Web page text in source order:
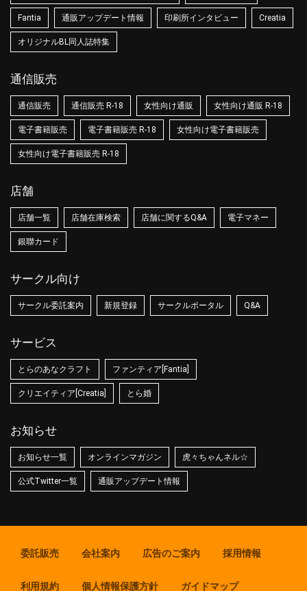
Fantia 通販アップデート情報 印刷所インタビュー Creatia
オリジナルBL同人誌特集
通信販売
通信販売 通信販売 R-18 女性向け通販 女性向け通販 R-18
電子書籍販売 電子書籍販売 R-18 女性向け電子書籍販売
女性向け電子書籍販売 R-18
店舗
店舗一覧 店舗在庫検索 店舗に関するQ&A 電子マネー
銀聯カード
サークル向け
サークル委託案内 新規登録 サークルポータル Q&A
サービス
とらのあなクラフト ファンティア[Fantia]
クリエイティア[Creatia] とら婚
お知らせ
お知らせ一覧 オンラインマガジン 虎々ちゃんネル☆
公式Twitter一覧 通販アップデート情報
委託販売 会社案内 広告のご案内 採用情報
利用規約 個人情報保護方針 ガイドマップ